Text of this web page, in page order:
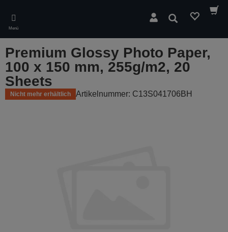
main
content
Menü
Suchen
Premium Glossy Photo Paper,
100 x 150 mm, 255g/m2, 20
Sheets
Nicht mehr erhältlich Artikelnummer: C13S041706BH